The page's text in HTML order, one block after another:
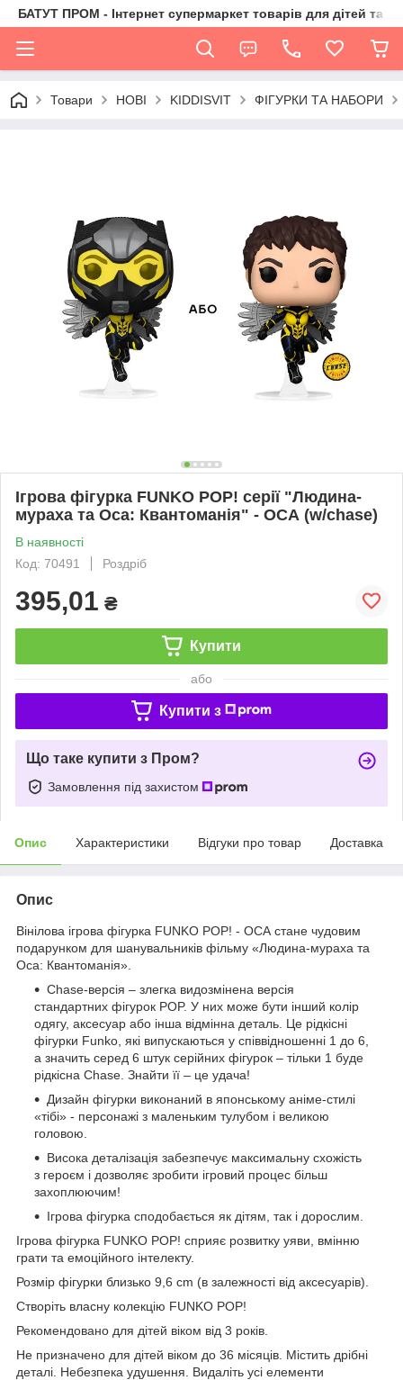
БАТУТ ПРОМ - Інтернет супермаркет товарів для дітей та їх
Товари НОВІ KIDDISVIT ФІГУРКИ ТА НАБОРИ
Ігрова фігурка FUNKO POP! серії "Людина-
мураха та Оса: Квантоманія" - ОСА (w/chase)
В наявності
Код: 70491
Роздріб
395,01 ₴
Купити
або
Купити з
Що таке купити з Пром?
Замовлення під захистом
Опис Характеристики Відгуки про товар Доставка
Опис
Вінілова ігрова фігурка FUNKO POP! - ОСА стане чудовим
подарунком для шанувальників фільму «Людина-мураха та
Оса: Квантоманія».
Chase-версія – злегка видозмінена версія
стандартних фігурок POP. У них може бути інший колір
одягу, аксесуар або інша відмінна деталь. Це рідкісні
фігурки Funko, які випускаються у співвідношенні 1 до 6,
а значить серед 6 штук серійних фігурок – тільки 1 буде
рідкісна Сhase. Знайти її – це удача!
Дизайн фігурки виконаний в японському аніме-стилі
«тібі» - персонажі з маленьким тулубом і великою
головою.
Висока деталізація забезпечує максимальну схожість
з героєм і дозволяє зробити ігровий процес більш
захоплюючим!
Ігрова фігурка сподобається як дітям, так і дорослим.
Ігрова фігурка FUNKO POP! сприяє розвитку уяви, вмінню
грати та емоційного інтелекту.
Розмір фігурки близько 9,6 cm (в залежності від аксесуарів).
Створіть власну колекцію FUNKO POP!
Рекомендовано для дітей віком від 3 років.
Не призначено для дітей віком до 36 місяців. Містить дрібні
деталі. Небезпека удушення. Видаліть усі елементи